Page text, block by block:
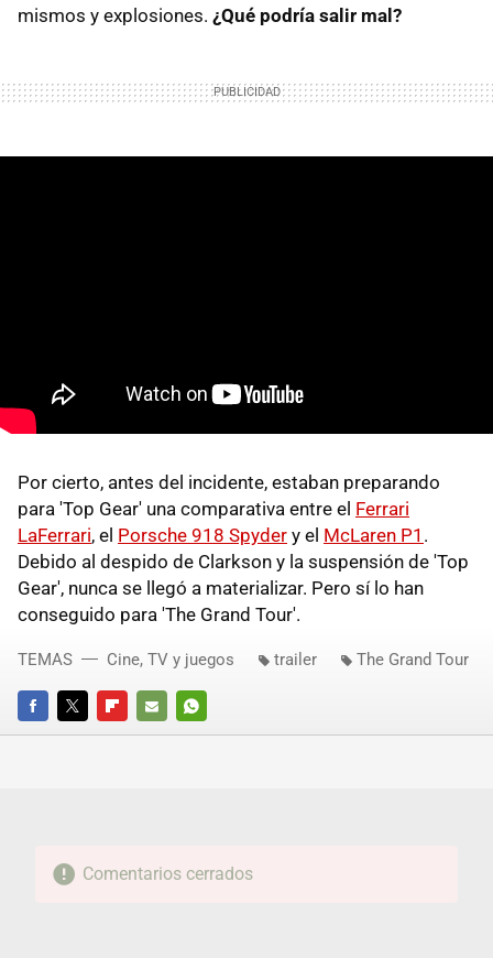
mismos y explosiones. ¿Qué podría salir mal?
Por cierto, antes del incidente, estaban preparando
para 'Top Gear' una comparativa entre el Ferrari
LaFerrari, el Porsche 918 Spyder y el McLaren P1 .
Debido al despido de Clarkson y la suspensión de 'Top
Gear', nunca se llegó a materializar. Pero sí lo han
conseguido para 'The Grand Tour'.
FACEBOOKTWITTERFLIPBOARD
E-
WHATSAPP
TEMAS Cine, TV y juegos trailer The Grand Tour
Comentarios cerrados